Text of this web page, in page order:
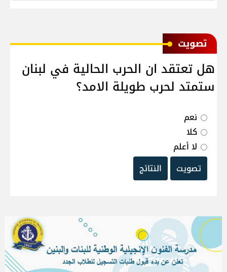
ﺗﺼﻮﻳﺖ
هل تعتقد ان الحرب الحالية في لبنان
ستمتد لحرب طويلة الامد؟
نعم
كلا
لا أعلم
تصويت
النتائج